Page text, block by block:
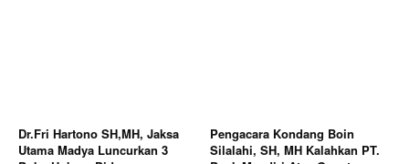
Dr.Fri Hartono SH,MH, Jaksa
Utama Madya Luncurkan 3
Pengacara Kondang Boin
Silalahi, SH, MH Kalahkan PT.